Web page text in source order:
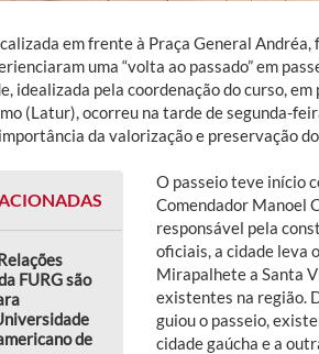
em frente à Praça General
uma “volta ao passado” em
idealizada pela coordenação do curso,
(Latur), ocorreu na tarde de segunda-
da valorização e preservação
FURG são
de
O passeio teve início
Comendador Manoel
responsável pela
oficiais, a cidade leva
Mirapalhete a Santa
existentes na região.
guiou o passeio,
cidade gaúcha e a